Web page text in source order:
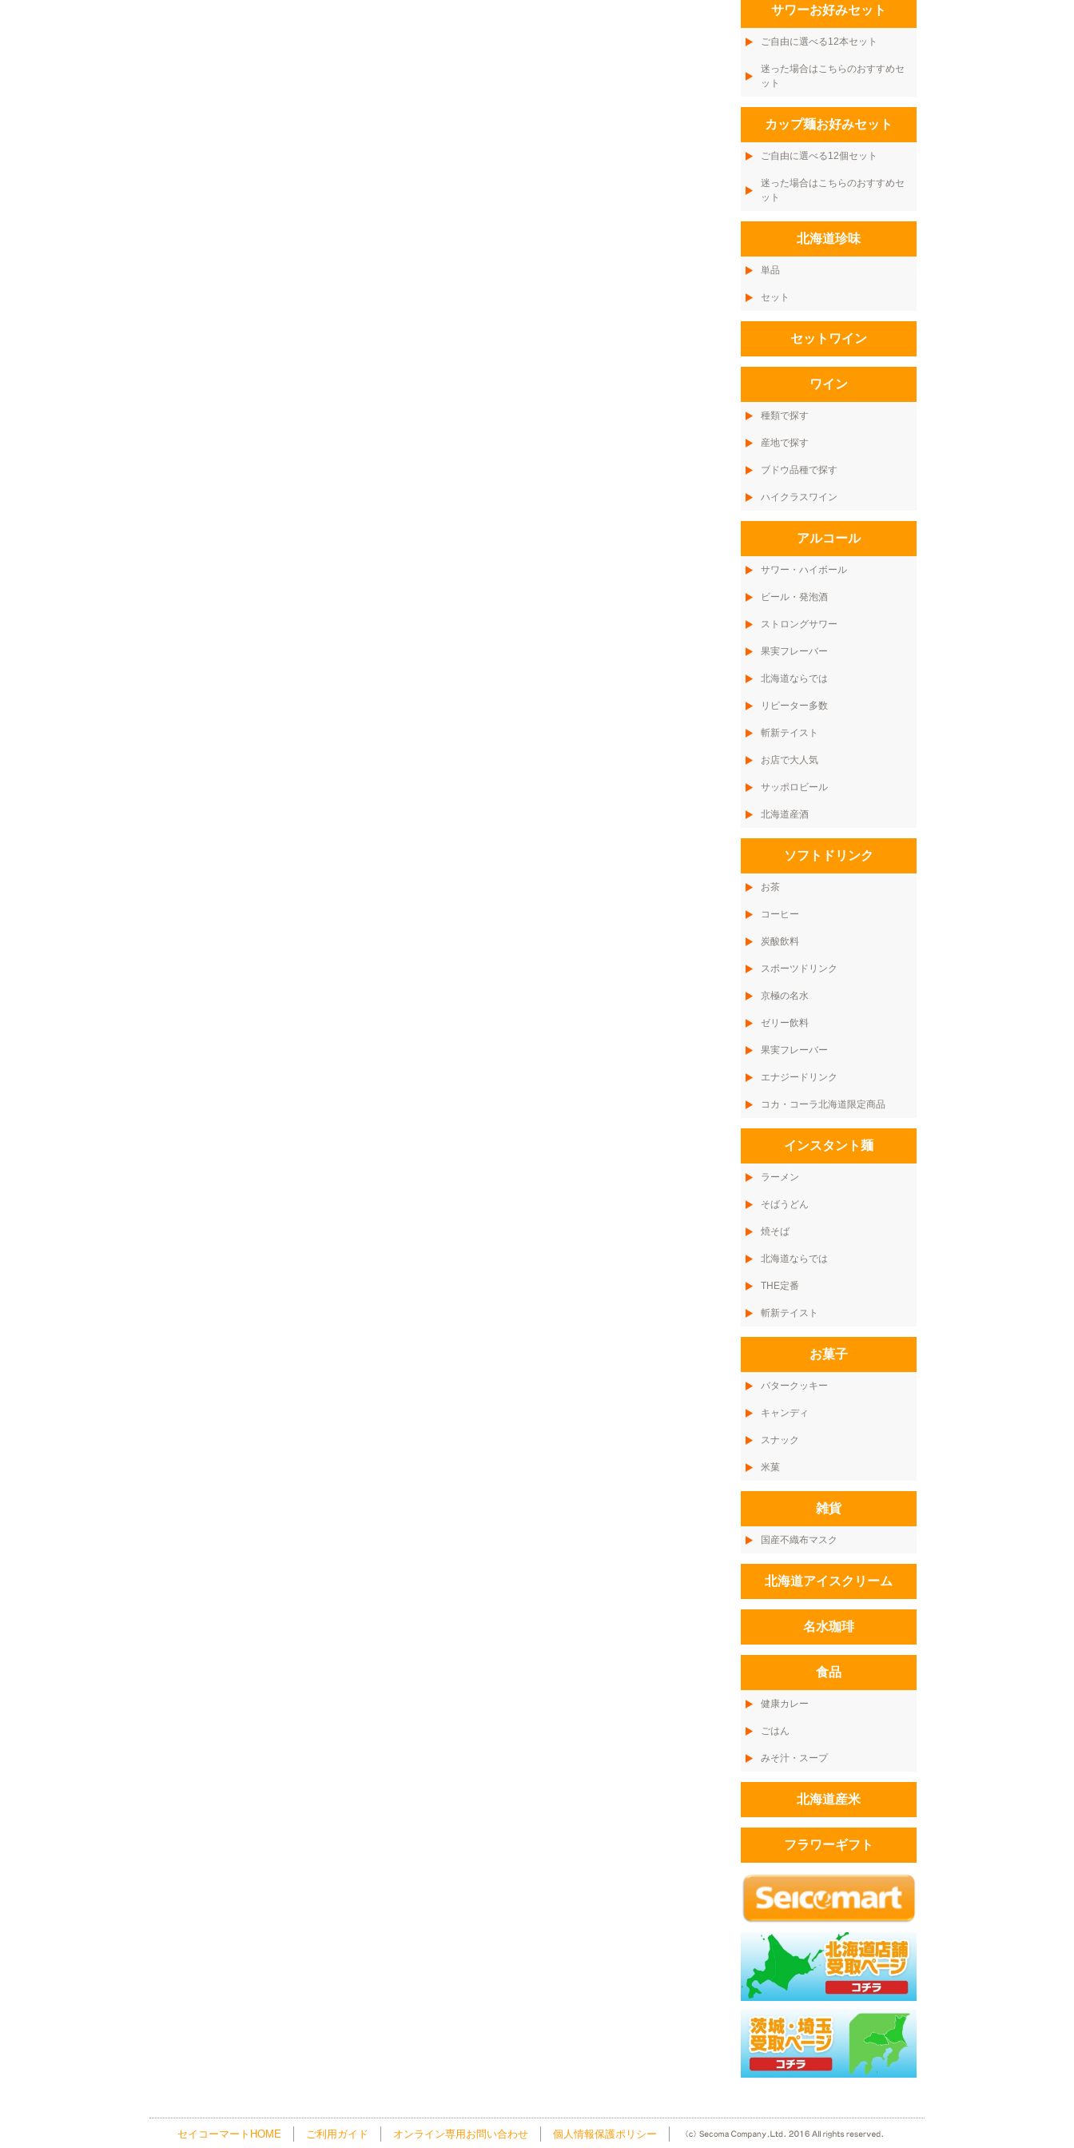
サワーお好みセット
ご自由に選べる12本セット
迷った場合はこちらのおすすめセ
ット
カップ麺お好みセット
ご自由に選べる12個セット
迷った場合はこちらのおすすめセ
ット
北海道珍味
単品
セット
セットワイン
ワイン
種類で探す
産地で探す
ブドウ品種で探す
ハイクラスワイン
アルコール
サワー・ハイボール
ビール・発泡酒
ストロングサワー
果実フレーバー
北海道ならでは
リピーター多数
斬新テイスト
お店で大人気
サッポロビール
北海道産酒
ソフトドリンク
お茶
コーヒー
炭酸飲料
スポーツドリンク
京極の名水
ゼリー飲料
果実フレーバー
エナジードリンク
コカ・コーラ北海道限定商品
インスタント麺
ラーメン
そばうどん
焼そば
北海道ならでは
THE定番
斬新テイスト
お菓子
バタークッキー
キャンディ
スナック
米菓
雑貨
国産不織布マスク
北海道アイスクリーム
名水珈琲
食品
健康カレー
ごはん
みそ汁・スープ
北海道産米
フラワーギフト
セイコーマートHOME ご利用ガイド オンライン専用お問い合わせ 個人情報保護ポリシー